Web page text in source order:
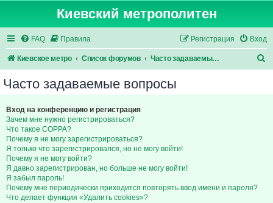
Киевский метрополитен
FAQ Правила Вход
Регистрация
Киевское метро Список форумов Часто задаваемые вопросы
Часто задаваемые вопросы
Вход на конференцию и регистрация
Зачем мне нужно регистрироваться?
Что такое COPPA?
Почему я не могу зарегистрироваться?
Я только что зарегистрировался, но не могу войти!
Почему я не могу войти?
Я давно зарегистрирован, но больше не могу войти!
Я забыл пароль!
Почему мне периодически приходится повторять ввод имени и пароля?
Что делает функция «Удалить cookies»?